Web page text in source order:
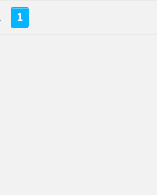
1